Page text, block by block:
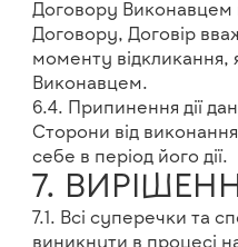
Договору Виконавцем
Договору, Договір
моменту
Виконавцем.
6.4. Припинення дії
Сторони від виконання
себе в період його дії.
7.
7.1. Всі суперечки та
виникнути в процесі